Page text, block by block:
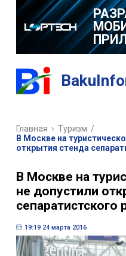
Главная Туризм /
В Москве на
открытия стенда
В Москве на
не допустили
сепаратистского
19:19 24 марта 2016